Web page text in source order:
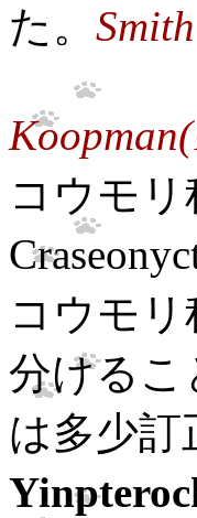
た。
コウモリ
コウモリ
分けるこ
は多少訂